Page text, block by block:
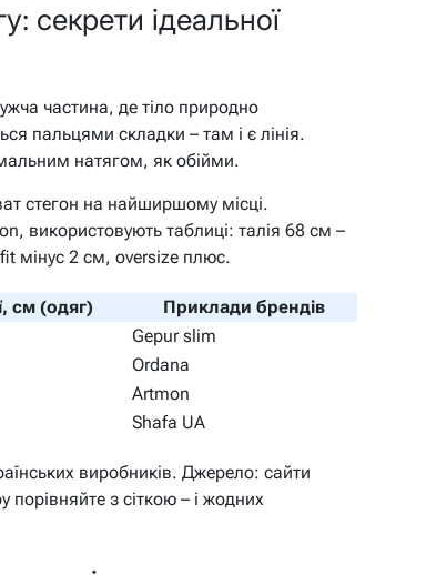
секрети ідеальної
частина, де тіло природно
пальцями складки – там і є лінія.
натягом, як обійми.
стегон на найширшому місці.
використовують таблиці: талія 68 см –
мінус 2 см, oversize плюс.
см (одяг)
Приклади брендів
Gepur slim
Ordana
Artmon
Shafa UA
виробників. Джерело: сайти
порівняйте з сіткою – і жодних